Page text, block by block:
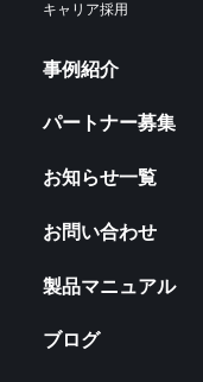
キャリア採用
事例紹介
パートナー募集
お知らせ一覧
お問い合わせ
製品マニュアル
ブログ